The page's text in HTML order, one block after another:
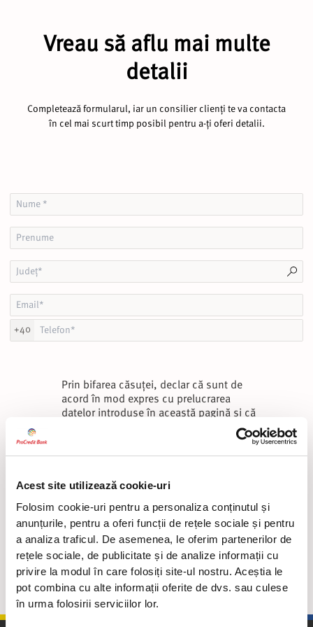
Acest site utilizează cookie-uri
Folosim cookie-uri pentru a personaliza conținutul și
anunțurile, pentru a oferi funcții de rețele sociale și pentru
a analiza traficul. De asemenea, le oferim partenerilor de
rețele sociale, de publicitate și de analize informații cu
privire la modul în care folosiți site-ul nostru. Aceștia le
pot combina cu alte informații oferite de dvs. sau culese
în urma folosirii serviciilor lor.
Vreau să aflu mai multe
detalii
Completează formularul, iar un consilier clienți te va contacta
în cel mai scurt timp posibil pentru a-ți oferi detalii.
+40
Prin bifarea căsuței, declar că sunt de
acord în mod expres cu prelucrarea
datelor introduse în această pagină și că
protecția
furnizat de
ProCredit Bank în conformitate cu
protecția persoanelor fizice în ceea ce
personal și libera circulație a acestor date.
Vreau să fiu contactat